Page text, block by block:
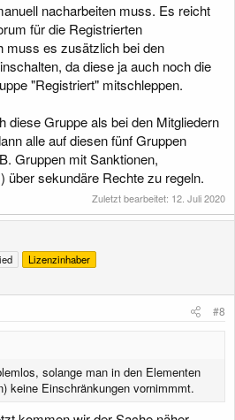
nacharbeiten muss. Es reicht
für die Registrierten
muss es zusätzlich bei den
da diese ja auch noch die
"Registriert" mitschleppen.
diese Gruppe als bei den Mitgliedern
alle auf diesen fünf Gruppen
Gruppen mit Sanktionen,
über sekundäre Rechte zu regeln.
Zuletzt bearbeitet: 12. Juli 2020
Lizenzinhaber
#8
solange man in den Elementen
keine Einschränkungen vornimmmt.